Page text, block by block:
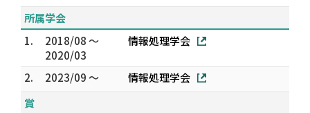
所属学会
1.
2018/08 ～
2020/03
情報処理学会
2. 2023/09 ～
情報処理学会
賞